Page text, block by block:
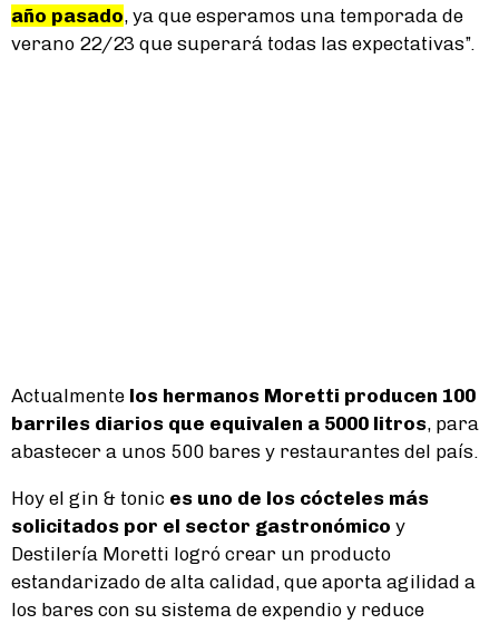
año pasado, ya que esperamos una temporada de
verano 22/23 que superará todas las expectativas”.
Actualmente los hermanos Moretti producen 100
barriles diarios que equivalen a 5000 litros, para
abastecer a unos 500 bares y restaurantes del país.
Hoy el gin & tonic es uno de los cócteles más
solicitados por el sector gastronómico y
Destilería Moretti logró crear un producto
estandarizado de alta calidad, que aporta agilidad a
los bares con su sistema de expendio y reduce